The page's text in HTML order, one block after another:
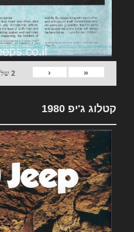
«
‹
2של
קטלוג ג'יפ 1980